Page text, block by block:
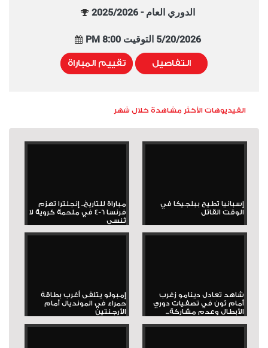
الدوري العام - 2025/2026
5/20/2026 التوقيت 8:00 PM
التفاصيل تقييم المباراة
الفيديوهات الأكثر مشاهدة خلال شهر
إسبانيا تطيح ببلجيكا في
الوقت القاتل
مباراة للتاريخ.. إنجلترا تهزم
فرنسا 6-4 في ملحمة كروية لا
تُنسى
شاهد تعادل دينامو زغرب
أمام ثون في تصفيات دوري
الأبطال وعدم مشاركة...
إمبولو يتلقى أغرب بطاقة
حمراء في المونديال أمام
الأرجنتين